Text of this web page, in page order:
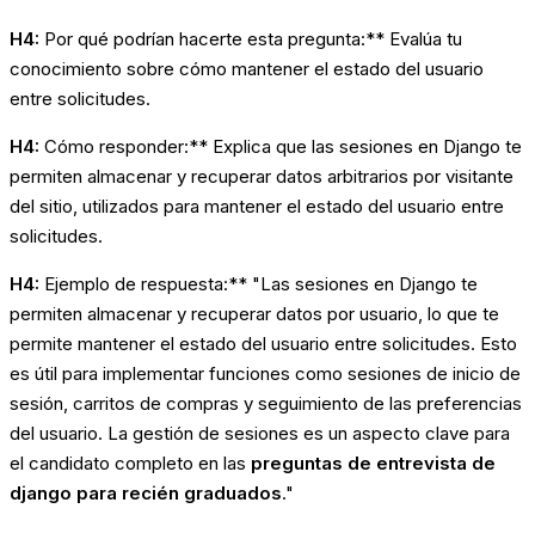
H4: Por qué podrían hacerte esta pregunta:** Evalúa tu
conocimiento sobre cómo mantener el estado del usuario
entre solicitudes.
H4: Cómo responder:** Explica que las sesiones en Django te
permiten almacenar y recuperar datos arbitrarios por visitante
del sitio, utilizados para mantener el estado del usuario entre
solicitudes.
H4: Ejemplo de respuesta:** "Las sesiones en Django te
permiten almacenar y recuperar datos por usuario, lo que te
permite mantener el estado del usuario entre solicitudes. Esto
es útil para implementar funciones como sesiones de inicio de
sesión, carritos de compras y seguimiento de las preferencias
del usuario. La gestión de sesiones es un aspecto clave para
el candidato completo en las preguntas de entrevista de
django para recién graduados."